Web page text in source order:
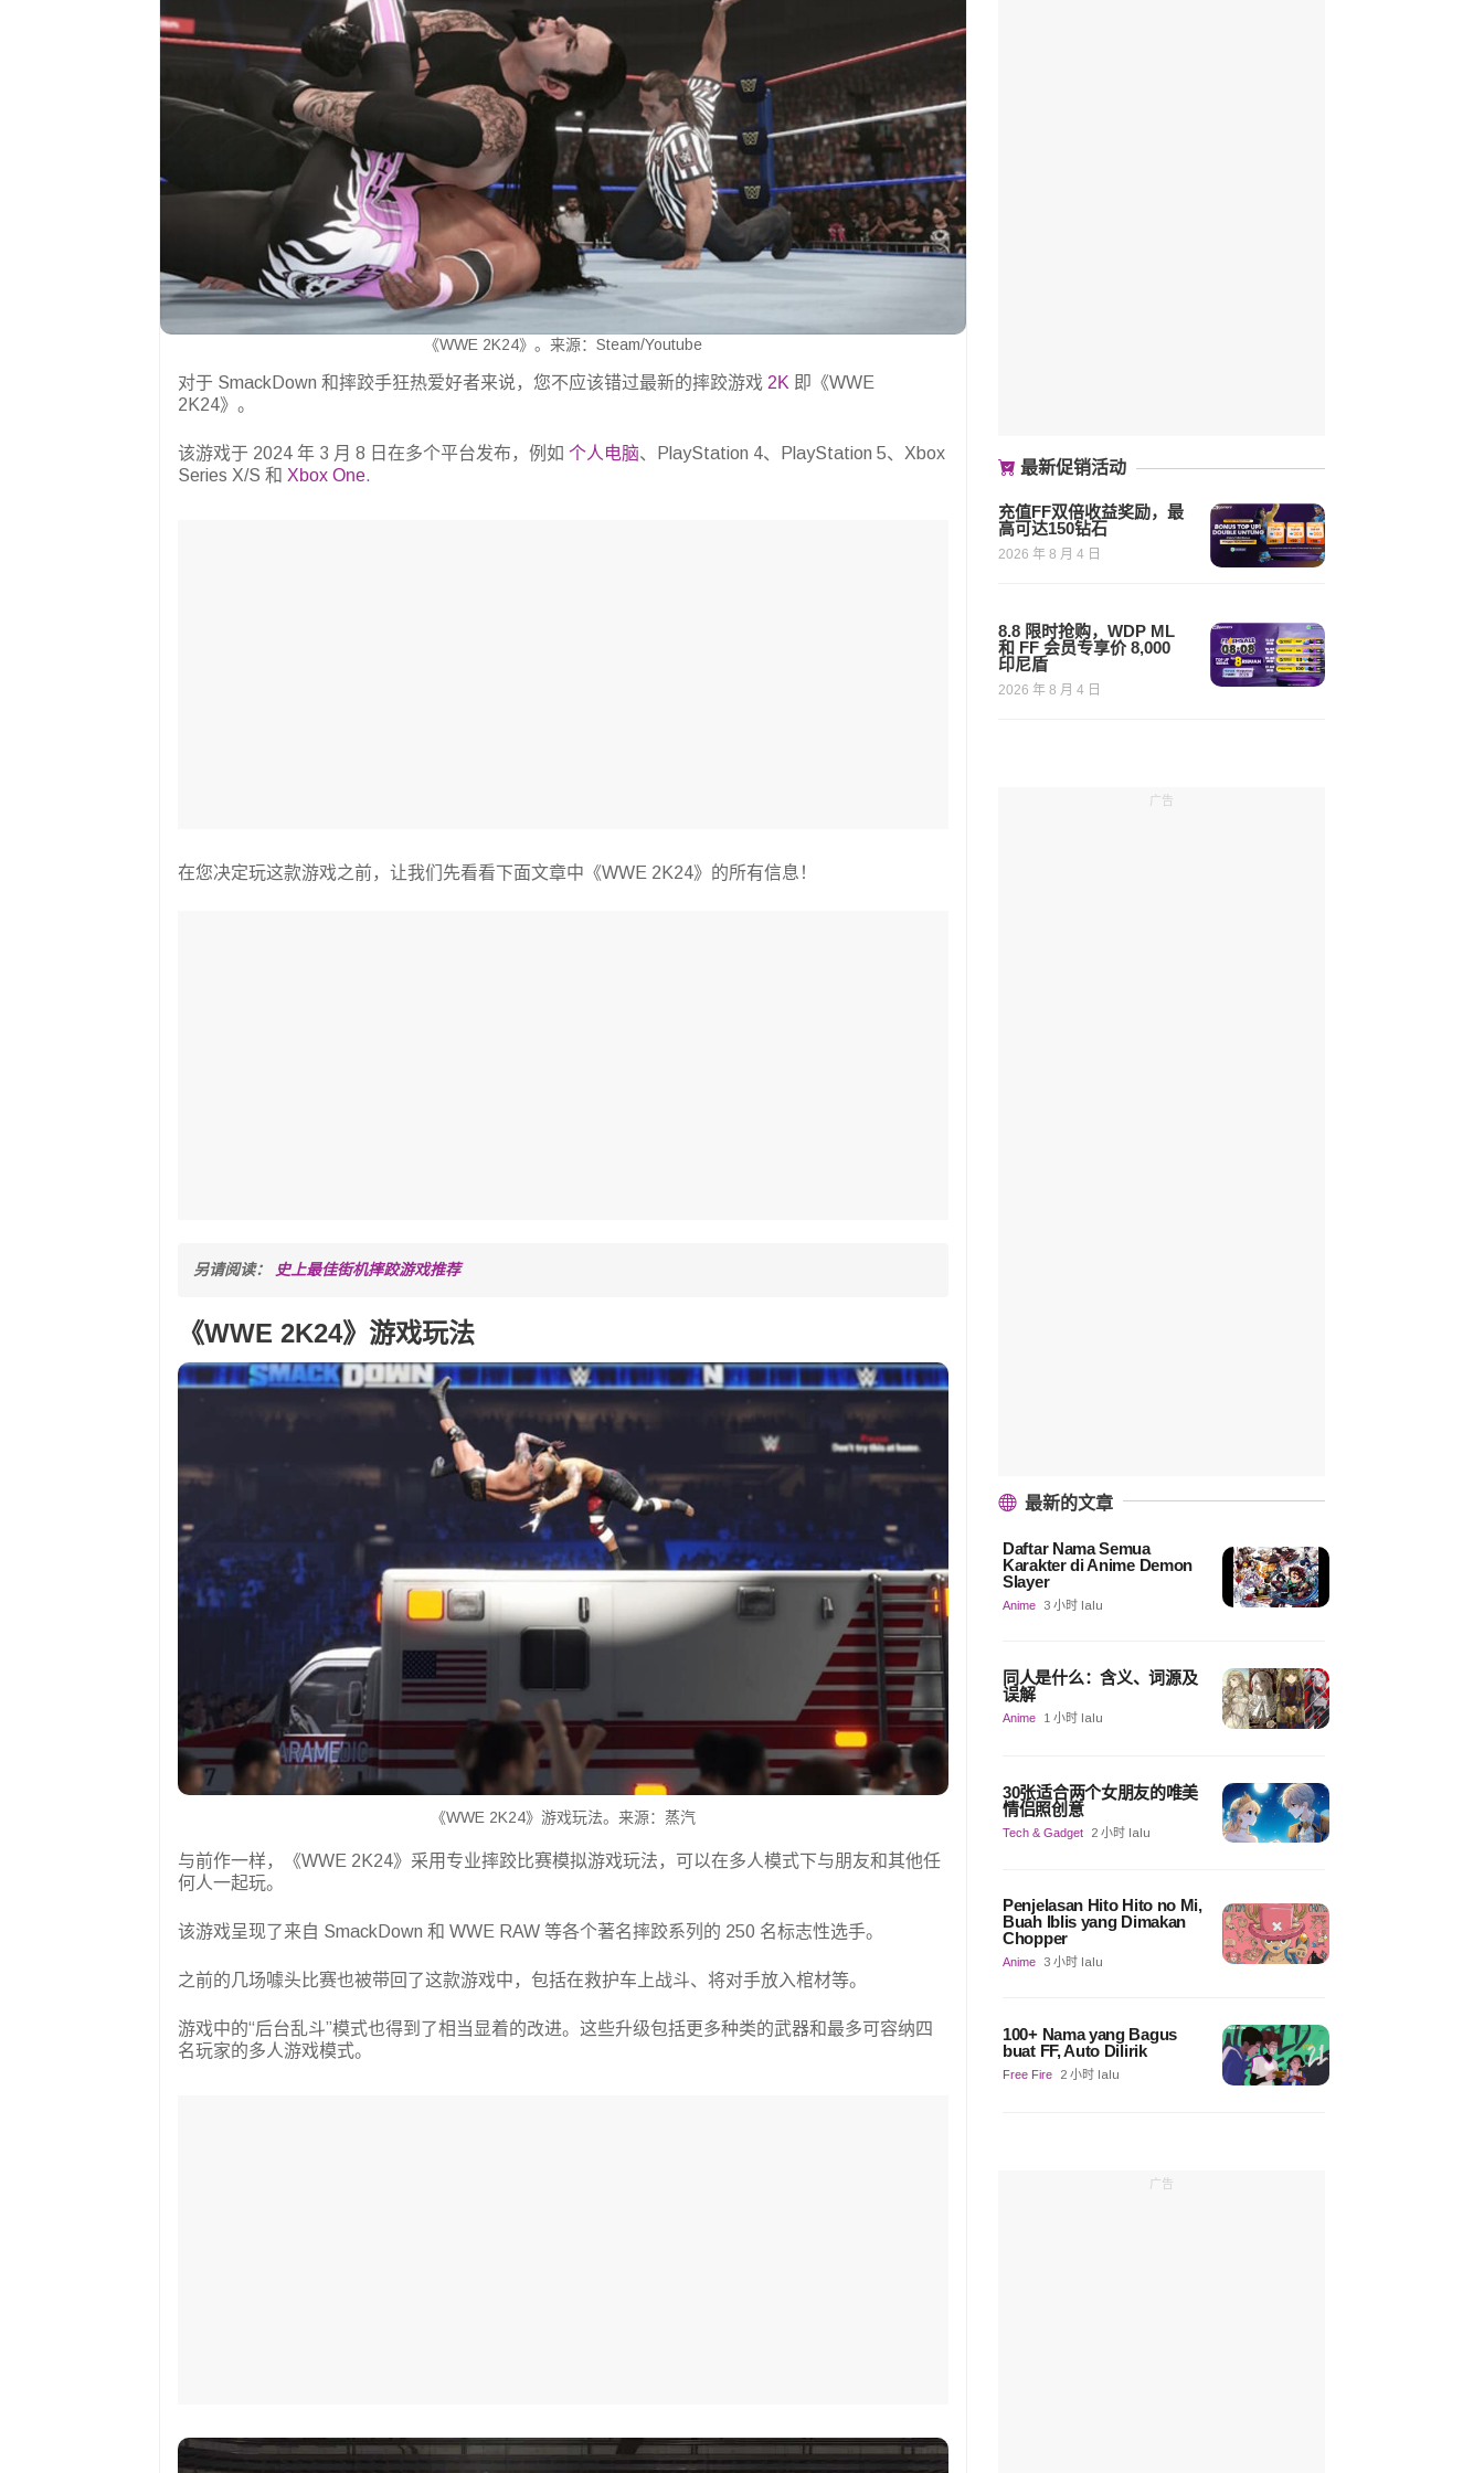
《WWE 2K24》。来源：Steam/Youtube
对于 SmackDown 和摔跤手狂热爱好者来说，您不应该错过最新的摔跤游戏 2K 即《WWE
2K24》。
该游戏于 2024 年 3 月 8 日在多个平台发布，例如 个人电脑、PlayStation 4、PlayStation 5、Xbox
Series X/S 和 Xbox One.
在您决定玩这款游戏之前，让我们先看看下面文章中《WWE 2K24》的所有信息！
另请阅读： 史上最佳街机摔跤游戏推荐
《WWE 2K24》游戏玩法
《WWE 2K24》游戏玩法。来源：蒸汽
与前作一样，《WWE 2K24》采用专业摔跤比赛模拟游戏玩法，可以在多人模式下与朋友和其他任
何人一起玩。
该游戏呈现了来自 SmackDown 和 WWE RAW 等各个著名摔跤系列的 250 名标志性选手。
之前的几场噱头比赛也被带回了这款游戏中，包括在救护车上战斗、将对手放入棺材等。
游戏中的“后台乱斗”模式也得到了相当显着的改进。这些升级包括更多种类的武器和最多可容纳四
名玩家的多人游戏模式。
最新促销活动
充值FF双倍收益奖励，最
高可达150钻石
2026 年 8 月 4 日
8.8 限时抢购，WDP ML
和 FF 会员专享价 8,000
印尼盾
2026 年 8 月 4 日
广告
最新的文章
Daftar Nama Semua
Karakter di Anime Demon
Slayer
Anime 3 小时 lalu
同人是什么：含义、词源及
误解
Anime 1 小时 lalu
30张适合两个女朋友的唯美
情侣照创意
Tech & Gadget 2 小时 lalu
Penjelasan Hito Hito no Mi,
Buah Iblis yang Dimakan
Chopper
Anime 3 小时 lalu
100+ Nama yang Bagus
buat FF, Auto Dilirik
Free Fire 2 小时 lalu
广告